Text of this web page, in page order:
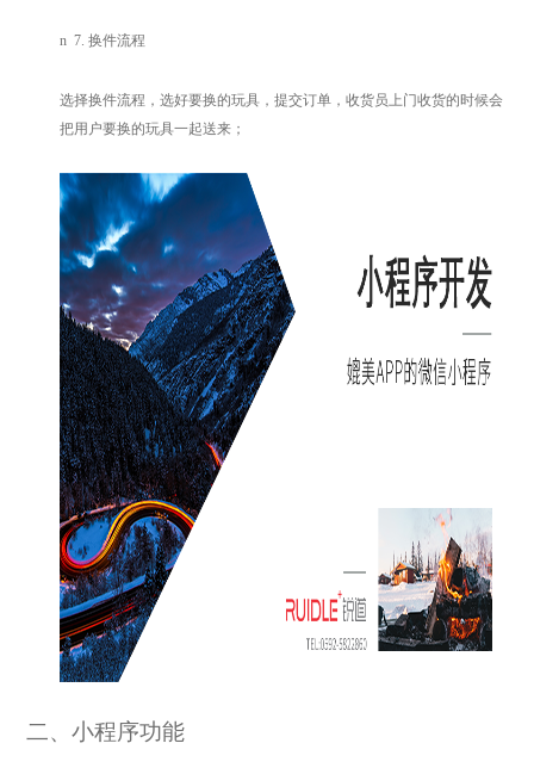
n 7.换件流程
选择换件流程，选好要换的玩具，提交订单，收货员上门收货的时候会
把用户要换的玩具一起送来；
二、小程序功能